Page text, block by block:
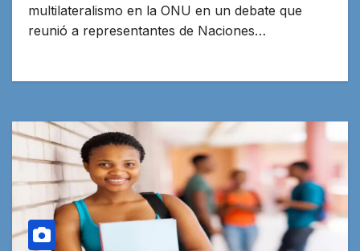
multilateralismo en la ONU en un debate que
reunió a representantes de Naciones…